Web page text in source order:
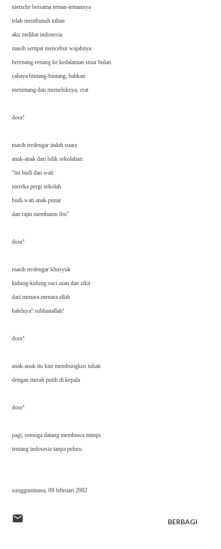
nietzche bersama teman-temannya
telah membunuh tuhan
aku melihat indonesia
masih sempat mencebur wajahnya
berenang-renang ke kedalaman sinar bulan
cahaya bintang-bintang; bahkan
menimang dan memeluknya, erat
door!
masih terdengar indah suara
anak-anak dari bilik sekolahan:
“ini budi dan wati
mereka pergi sekolah
budi-wati anak pintar
dan rajin membantu ibu”
door!
masih terdengar khusyuk
kidung-kidung suci azan dan zikir
dari menara-menara allah
haleluya! subhanallah!
door!
anak-anak itu kini membungkus tuhan
dengan merah putih di kepala
door!
pagi, semoga datang membawa mimpi
tentang indosesia tanpa peluru
sungguminasa, 09 februari 2002
BERBAGI